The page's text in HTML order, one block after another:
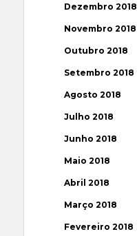
Dezembro 2018
Novembro 2018
Outubro 2018
Setembro 2018
Agosto 2018
Julho 2018
Junho 2018
Maio 2018
Abril 2018
Março 2018
Fevereiro 2018